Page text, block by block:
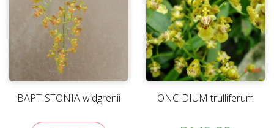
BAPTISTONIA widgrenii ONCIDIUM trulliferum